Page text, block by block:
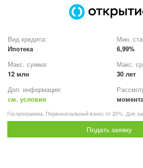
Вид кредита:
Ипотека
Мин.
6,99%
Макс. сумма:
12 млн
Макс.
30 лет
Доп. информация:
см. условия
Госпрограмма. Первоначальный взнос от 20%. Для
Подать заявку